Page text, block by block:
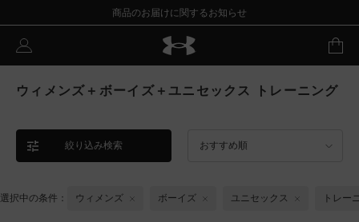
商品のお届けに関するお知らせ
ウィメンズ＋ボーイズ＋ユニセックス トレーニング
絞り込み検索 おすすめ順
選択中の条件： ウィメンズ ボーイズ ユニセックス トレー